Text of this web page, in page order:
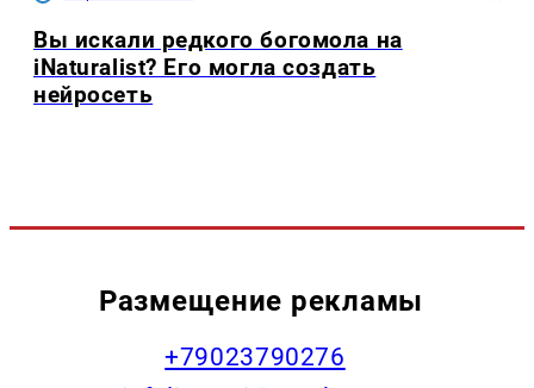
Вы искали редкого богомола на
iNaturalist? Его могла создать
нейросеть
Размещение рекламы
+79023790276